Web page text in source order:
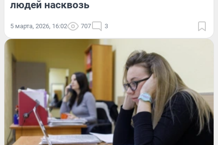
людей насквозь
5 марта, 2026, 16:02 707 3